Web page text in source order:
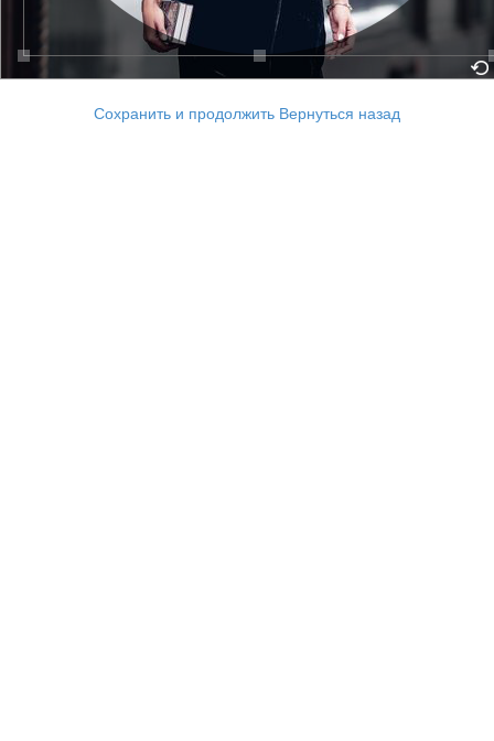
Сохранить и продолжить Вернуться назад